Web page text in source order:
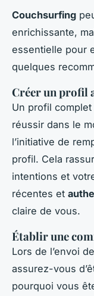
Couchsurfing
enrichissante,
essentielle pour
quelques
Créer un profil
Un profil
réussir dans le
l’initiative de
profil. Cela
intentions et
récentes et
claire de vous.
Établir une
Lors de l’envoi
assurez-vous
pourquoi vous